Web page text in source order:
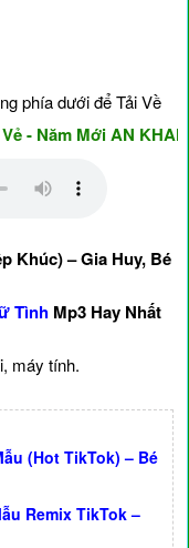
phía dưới để Tải Về
Mới AN KHANG &
Khúc) – Gia Huy, Bé
Tình Mp3 Hay Nhất
máy tính.
(Hot TikTok) – Bé
Remix TikTok –